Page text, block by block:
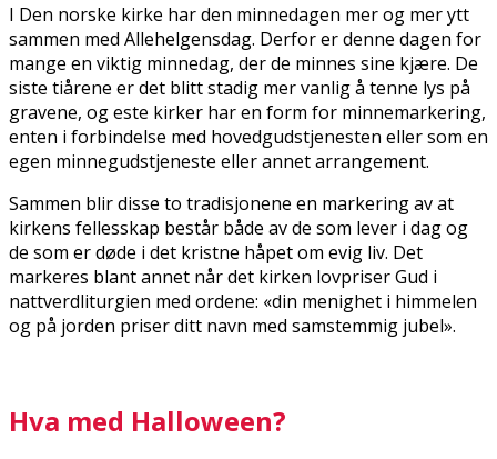
I Den norske kirke har den minnedagen mer og mer flytt
sammen med Allehelgensdag. Derfor er denne dagen for
mange en viktig minnedag, der de minnes sine kjære. De
siste tiårene er det blitt stadig mer vanlig å tenne lys på
gravene, og fleste kirker har en form for minnemarkering,
enten i forbindelse med hovedgudstjenesten eller som en
egen minnegudstjeneste eller annet arrangement.
Sammen blir disse to tradisjonene en markering av at
kirkens fellesskap består både av de som lever i dag og
de som er døde i det kristne håpet om evig liv. Det
markeres blant annet når det kirken lovpriser Gud i
nattverdliturgien med ordene: «din menighet i himmelen
og på jorden priser ditt navn med samstemmig jubel».
Hva med Halloween?